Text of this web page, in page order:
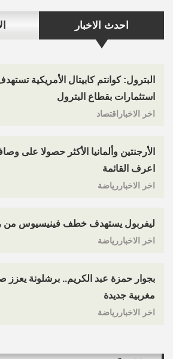
احدث الاخبار
البترول: كوانتم كابيتال الأمريكية
استثمارات بقطاع البترول
اخر الاخباراقتصاد
الأرجنتين وألمانيا الأكثر حصولا على
اعرف القائمة
اخر الاخباررياضة
ليفربول يستهدف خطف فينيسيوس من
اخر الاخباررياضة
بجوار حمزة عبد الكريم.. برشلونة يعزز
مغربية جديدة
اخر الاخباررياضة